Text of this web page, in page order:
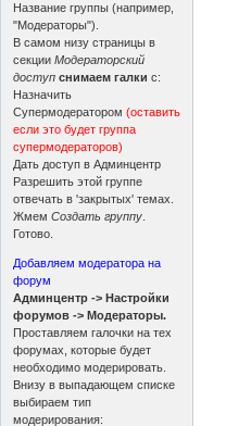
Название группы (например,
"Модераторы").
В самом низу страницы в
секцииМодераторский
доступ снимаем галки с:
Назначить
Супермодератором(оставить
если это будет группа
супермодераторов)
Дать доступ в Админцентр
Разрешить этой группе
отвечать в 'закрытых' темах.
ЖмемСоздать группу
Готово.
Добавляем модератора на
форум
Админцентр -> Настройки
форумов -> Модераторы.
Проставляем галочки на тех
форумах, которые будет
необходимо модерировать.
Внизу в выпадающем списке
выбираем тип
модерирования: